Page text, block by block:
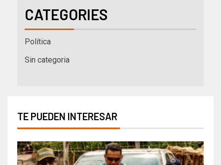
CATEGORIES
Política
Sin categoria
TE PUEDEN INTERESAR